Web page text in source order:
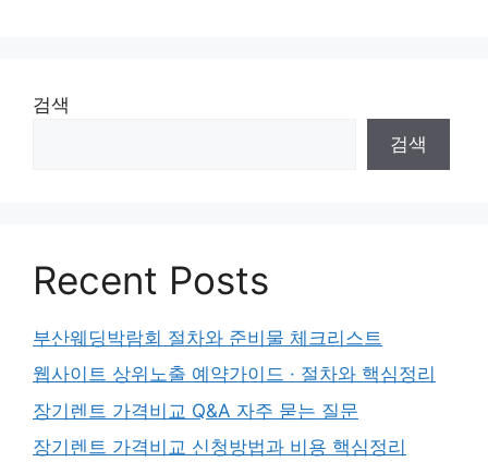
검색
검색
Recent Posts
부산웨딩박람회 절차와 준비물 체크리스트
웹사이트 상위노출 예약가이드 · 절차와 핵심정리
장기렌트 가격비교 Q&A 자주 묻는 질문
장기렌트 가격비교 신청방법과 비용 핵심정리